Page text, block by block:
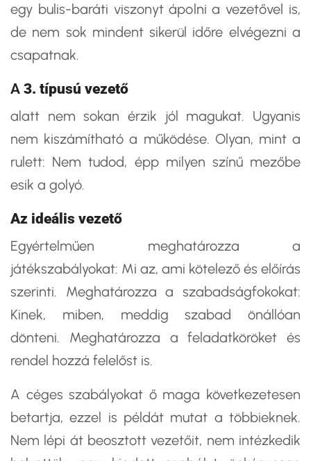
egy bulis-baráti viszonyt ápolni a vezetővel is,
de nem sok mindent sikerül időre elvégezni a
csapatnak.
A 3. típusú vezető
alatt nem sokan érzik jól magukat. Ugyanis
nem kiszámítható a működése. Olyan, mint a
rulett: Nem tudod, épp milyen színű mezőbe
esik a golyó.
Az ideális vezető
Egyértelműen meghatározza a
játékszabályokat: Mi az, ami kötelező és előírás
szerinti. Meghatározza a szabadságfokokat:
Kinek, miben, meddig szabad önállóan
dönteni. Meghatározza a feladatköröket és
rendel hozzá felelőst is.
A céges szabályokat ő maga következetesen
betartja, ezzel is példát mutat a többieknek.
Nem lépi át beosztott vezetőit, nem intézkedik